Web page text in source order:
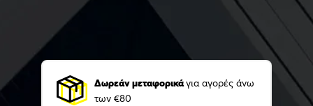
Δωρεάν μεταφορικάγια αγορές άνω
των €80